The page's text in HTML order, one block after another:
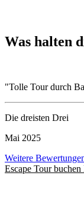
Was halten
"Tolle Tour durch
Die dreisten Drei
Mai 2025
Weitere
Escape Tour